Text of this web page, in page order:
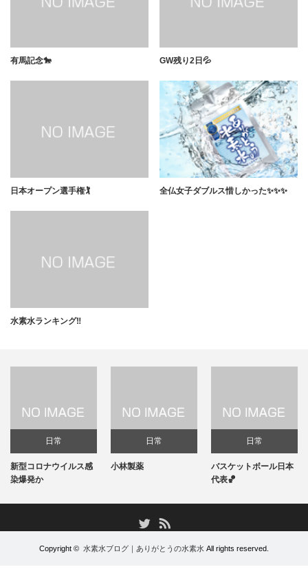
有馬記念🐎 GW残り2日💦
日本オープン選手権🏌️ 全仏女子ダブルス惜しかった✨✨✨
水素水ランキング‼️
日常
新型コロナウイルス感
染爆発か
日常
小林製薬
日常
バスケットボール日本
代表🏀
Twitter
Copyright © 水素水ブログ｜ありがとうの水素水 All rights reserved.